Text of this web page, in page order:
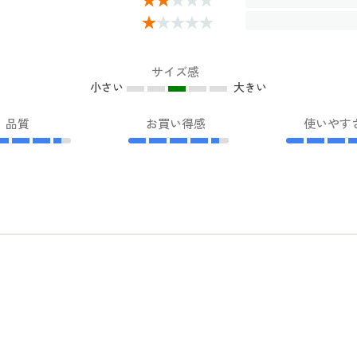
サイズ感
小さい 大きい
品質 お買い得感 使いやす